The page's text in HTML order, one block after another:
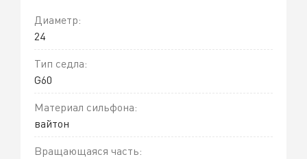
Диаметр:
24
Тип седла:
G60
Материал сильфона:
вайтон
Вращающаяся часть: